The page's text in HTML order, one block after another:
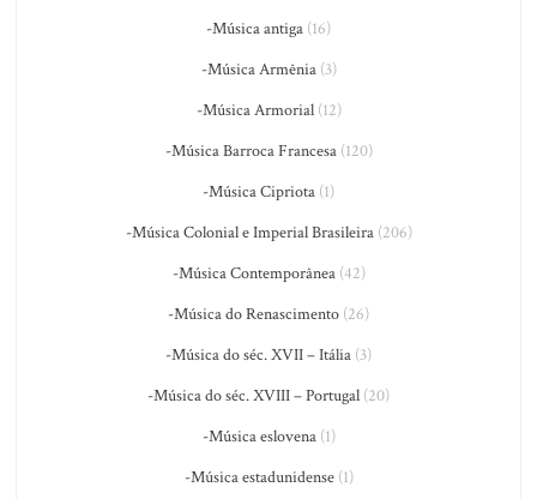
-Música antiga (16)
-Música Armênia(3)
-Música Armorial(12)
-Música Barroca Francesa(120)
-Música Cipriota (1)
-Música Colonial e Imperial Brasileira(206)
-Música Contemporânea(42)
-Música do Renascimento (26)
-Música do séc. XVII – Itália (3)
-Música do séc. XVIII – Portugal (20)
-Música eslovena(1)
-Música estadunidense(1)